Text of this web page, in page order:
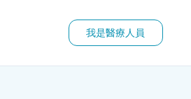
我是醫療人員